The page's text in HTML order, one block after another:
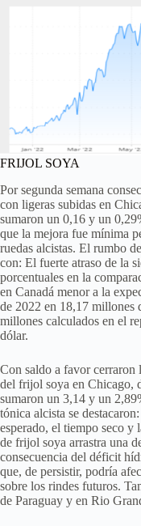
FRIJOL SOYA
Por segunda semana
con ligeras subidas en
sumaron un 0,16 y un
que la mejora fue mínima
ruedas alcistas. El rumbo
con: El fuerte atraso de la
porcentuales en la
en Canadá menor a la
de 2022 en 18,17 millones
millones calculados en el
dólar.
Con saldo a favor cerraron
del frijol soya en Chicago,
sumaron un 3,14 y un
tónica alcista se
esperado, el tiempo seco y
de frijol soya arrastra una
consecuencia del déficit
que, de persistir, podría
sobre los rindes futuros.
de Paraguay y en Rio